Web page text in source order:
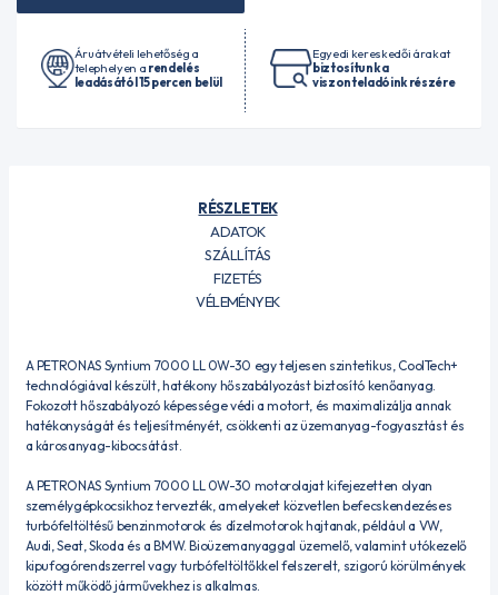
Áruátvételi lehetőség a
telephelyen a rendelés
leadásától 15 percen belül
Egyedi kereskedői árakat
biztosítunk a
viszonteladóink részére
RÉSZLETEK
ADATOK
SZÁLLÍTÁS
FIZETÉS
VÉLEMÉNYEK
A PETRONAS Syntium 7000 LL 0W-30 egy teljesen szintetikus, CoolTech+
technológiával készült, hatékony hőszabályozást biztosító kenőanyag.
Fokozott hőszabályozó képessége védi a motort, és maximalizálja annak
hatékonyságát és teljesítményét, csökkenti az üzemanyag-fogyasztást és
a károsanyag-kibocsátást.
A PETRONAS Syntium 7000 LL 0W-30 motorolajat kifejezetten olyan
személygépkocsikhoz tervezték, amelyeket közvetlen befecskendezéses
turbófeltöltésű benzinmotorok és dízelmotorok hajtanak, például a VW,
Audi, Seat, Skoda és a BMW. Bioüzemanyaggal üzemelő, valamint utókezelő
kipufogórendszerrel vagy turbófeltöltőkkel felszerelt, szigorú körülmények
között működő járművekhez is alkalmas.